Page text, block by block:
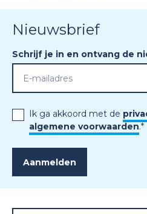
Nieuwsbrief
Schrijf je in en ontvang de
Ik ga akkoord met de
algemene voorwaarden.*